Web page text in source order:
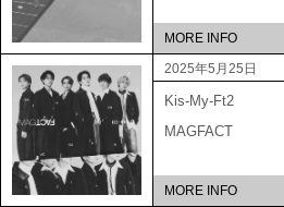
MORE INFO
2025年5月25日
Kis-My-Ft2
MAGFACT
MORE INFO